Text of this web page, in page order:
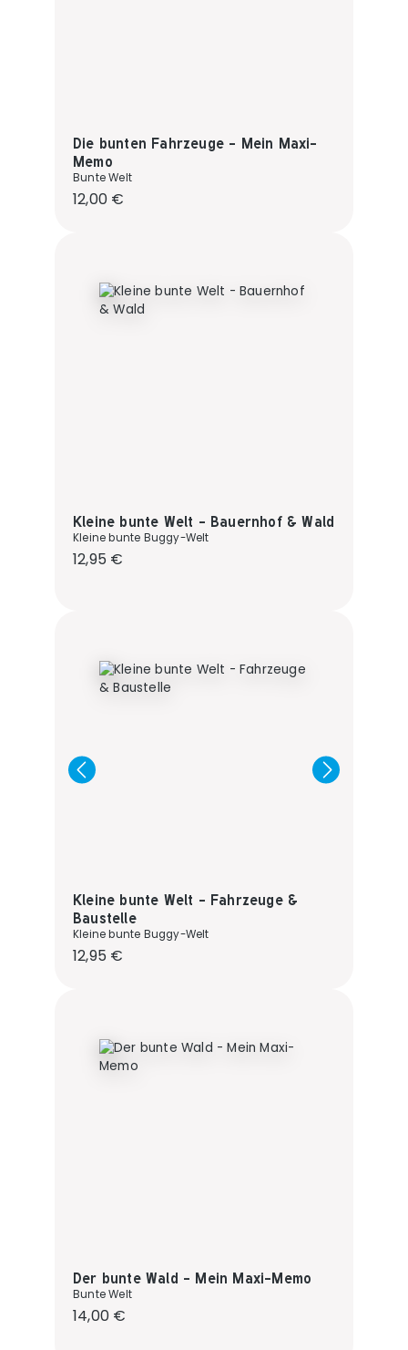
Die bunten Fahrzeuge - Mein Maxi-
Memo
Bunte Welt
Regulärer Preis:
12,00 €
Kleine bunte Welt - Bauernhof & Wald
Kleine bunte Buggy-Welt
Regulärer Preis:
12,95 €
Kleine bunte Welt - Fahrzeuge &
Baustelle
Kleine bunte Buggy-Welt
Regulärer Preis:
12,95 €
Der bunte Wald - Mein Maxi-Memo
Bunte Welt
Regulärer Preis:
14,00 €